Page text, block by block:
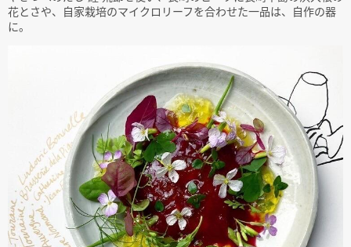
花とさや、自家栽培のマイクロリーフを合わせた一品は、自作の器
に。